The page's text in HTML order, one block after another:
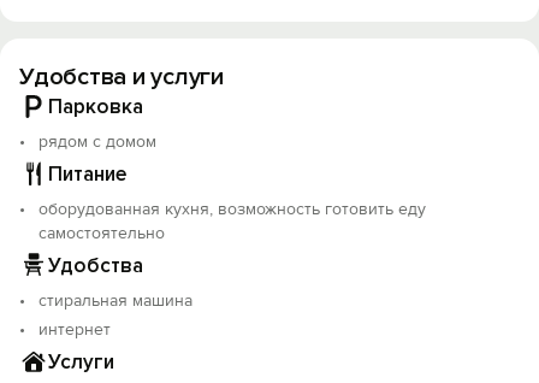
спальне
Вид во внутренний тихий двор 1 этаж
холодильник, вся посуда
Стиральная машина, утюг, доска и фен
Быстрый Wi-Fi на скорости до 100 мбит/с, кабельное
телевидение
Центральное отопление, электрический нагреватель,
горячая вода есть всегда
Машину можно оставить на улице у дома.
Удобства и услуги
Парковка
рядом с домом
Питание
оборудованная кухня, возможность готовить еду
самостоятельно
Удобства
стиральная машина
интернет
Услуги